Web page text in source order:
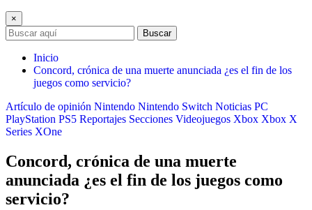
×
Buscar
Inicio
Concord, crónica de una muerte anunciada ¿es el fin de los
juegos como servicio?
Artículo de opinión Nintendo Nintendo Switch Noticias PC
PlayStation PS5 Reportajes Secciones Videojuegos Xbox Xbox X
Series XOne
Concord, crónica de una muerte
anunciada ¿es el fin de los juegos como
servicio?